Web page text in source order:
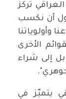
تركز
أن نكسب
وأولوياتنا
الأخرى
بل إلى شراء
يتميّز في